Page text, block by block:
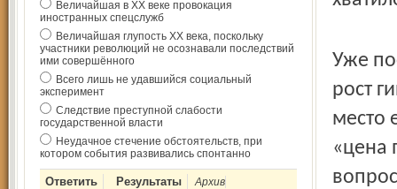
Величайшая в ХХ веке провокация
иностранных спецслужб
Величайшая глупость ХХ века, поскольку
участники революций не осознавали последствий
ими совершённого
Всего лишь не удавшийся социальный
эксперимент
Следствие преступной слабости
государственной власти
Неудачное стечение обстоятельств, при
котором события развивались спонтанно
Архив
Уже
рост
место
«цена